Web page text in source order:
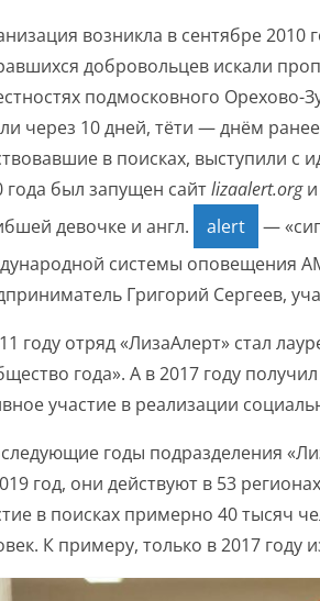
возникла в сентябре 2010
добровольцев искали
подмосковного
через 10 дней, тёти — днём
в поисках, выступили с
года был запущен сайтlizaalert.orgи
девочке и англ.
alert —
системы оповещения
Григорий Сергеев,
году отряд «ЛизаАлерт» стал
года». А в 2017 году
участие в реализации
годы подразделения
год, они действуют в 53
в поисках примерно 40 тысяч
К примеру, только в 2017